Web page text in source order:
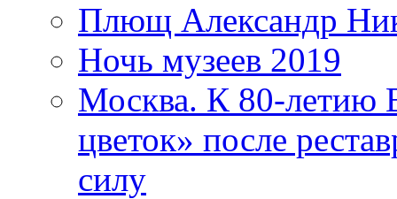
Плющ Александр
Ночь музеев 2019
Москва. К 80-
цветок» после
силу